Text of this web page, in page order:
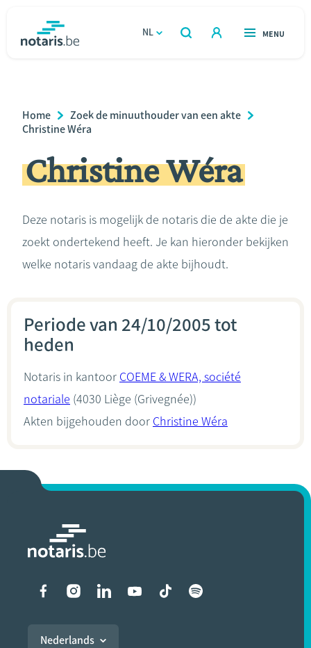
gaan
NL
OPEN
ZOEKEN
OPEN
MENU
Relatie & samenleven
Erven & schenken
Over de notaris
Breadcrumb
Home
Zoek de minuuthouder van een akte
Christine Wéra
Christine Wéra
Deze notaris is mogelijk de notaris die de akte die je
zoekt ondertekend heeft. Je kan hieronder bekijken
welke notaris vandaag de akte bijhoudt.
Periode van 24/10/2005 tot
heden
Notaris in kantoor COEME & WERA, société
notariale (4030 Liège (Grivegnée))
Akten bijgehouden door Christine Wéra
Liens vers les réseaux
Nederlands